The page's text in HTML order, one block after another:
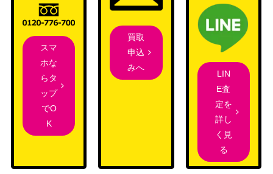
セラの蟲惑魔（SE）【S
D45-JPP03】
コナミ
（蟲惑魔の森）
100
氷水帝エジル・ラーン
（PSE）【CYAC-JP01
コナミ
（CYBERSTORM
ACCESS）
カプシー★ヤミーウェイ
（PSE）【DBJH-JP00
2】
3,000
（CHAOS IMPACT）
スマ
ホな
らタ
ップ
でO
K
買取
申込
みへ
LIN
E査
定を
詳し
く見
る